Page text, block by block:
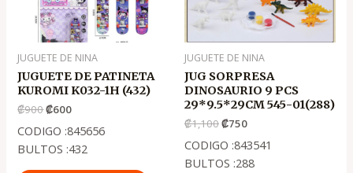
JUGUETE DE NINA
JUGUETE DE PATINETA
KUROMI K032-1H (432)
₡900₡600
CODIGO :845656
BULTOS :432
JUGUETE DE NINA
JUG SORPRESA
DINOSAURIO 9 PCS
29*9.5*29CM 545-01(288)
₡1,100₡750
CODIGO :843541
BULTOS :288